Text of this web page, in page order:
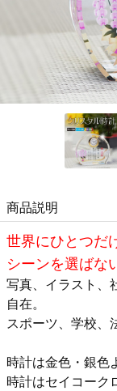
商品説明
世界にひとつだ
シーンを選ばな
写真、イラスト、
自在。
スポーツ、学校、
時計は金色・銀色
時計はセイコーク